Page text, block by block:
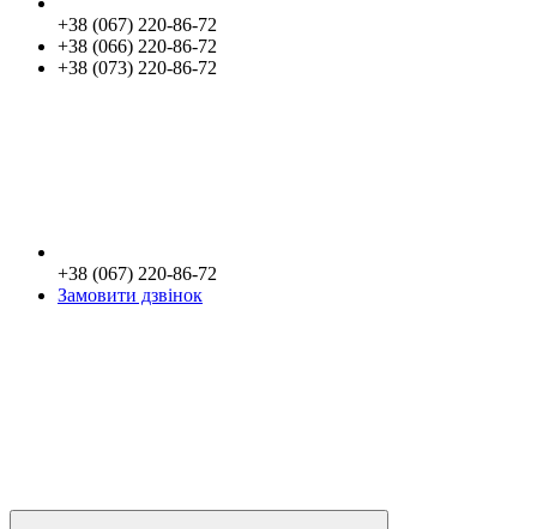
+38 (067) 220-86-72
+38 (066) 220-86-72
+38 (073) 220-86-72
+38 (067) 220-86-72
Замовити дзвінок